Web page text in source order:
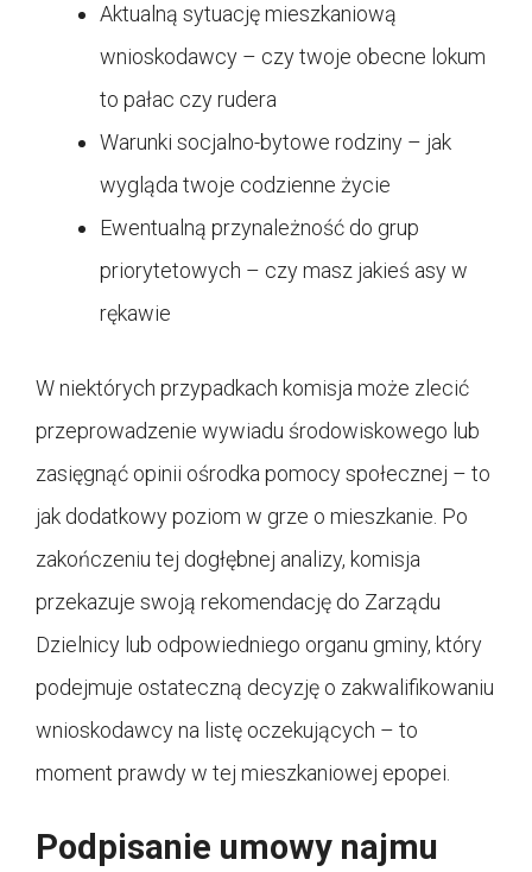
Aktualną sytuację mieszkaniową
wnioskodawcy – czy twoje obecne lokum
to pałac czy rudera
Warunki socjalno-bytowe rodziny – jak
wygląda twoje codzienne życie
Ewentualną przynależność do grup
priorytetowych – czy masz jakieś asy w
rękawie
W niektórych przypadkach komisja może zlecić
przeprowadzenie wywiadu środowiskowego lub
zasięgnąć opinii ośrodka pomocy społecznej – to
jak dodatkowy poziom w grze o mieszkanie. Po
zakończeniu tej dogłębnej analizy, komisja
przekazuje swoją rekomendację do Zarządu
Dzielnicy lub odpowiedniego organu gminy, który
podejmuje ostateczną decyzję o zakwalifikowaniu
wnioskodawcy na listę oczekujących – to
moment prawdy w tej mieszkaniowej epopei.
Podpisanie umowy najmu